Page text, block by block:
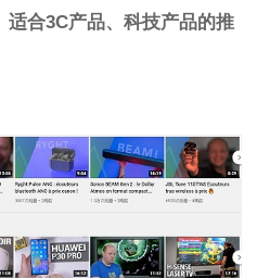
适合3C产品、科技产品的推